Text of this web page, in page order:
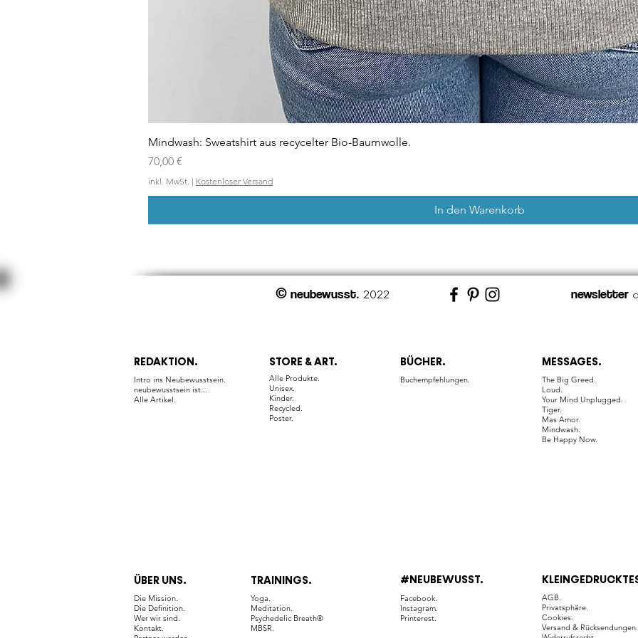
Mindwash: Sweatshirt aus recycelter Bio-Baumwolle.
Preis
70,00 €
inkl. MwSt. | Kostenloser Versand
In den Warenkorb
© neubewusst. 2022 newsletter
Intro ins Neubewusstsein.
neubewusstsein ist...
Alle Artikel.
REDAKTION.
Alle Produkte.
Unisex.
Kinder.
Recycled.
Poster.
STORE & ART.
Buchempfehlungen.
BÜCHER.
The Big Greed.
Loud.
Your Mind Unplugged.
Tiger.
Mas Amor.
Mindwash.
Be Happy Now.
MESSAGES.
Die Mission.
Die Definition.
Wer wir sind.
Kontakt.
ÜBER UNS.
Yoga.
Meditation.
Psychedelic Breath®
MBSR.
TRAININGS.
Facebook.
Instagram.
Printerest.
#NEUBEWUSST.
AGB.
Privatsphäre.
Cookies.
Versand & Rücksendungen.